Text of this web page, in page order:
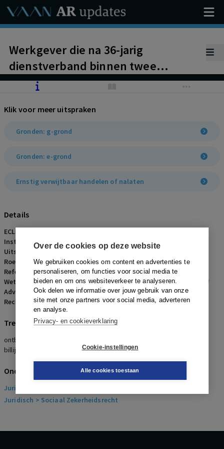
Over de cookies op deze website
We gebruiken cookies om content en advertenties te
personaliseren, om functies voor social media te
bieden en om ons websiteverkeer te analyseren.
Ook delen we informatie over jouw gebruik van onze
site met onze partners voor social media, adverteren
en analyse.
Privacy- en cookieverklaring
Cookie-instellingen
Alle cookies toestaan
Werkgever die na 36-jarig
dienstverband binnen twee
maanden tijd de conclusie trekt dat
werknemer moet worden
beëindigd, handelt ernstig
toekenning transitievergoeding (€
59.405,59) en billijke vergoeding (€
Klik voor meer uitspraken
Gronden: g-grond
Gronden: e-grond
Ernstig verwijtbaar handelen of nalaten
Details
ECLI:
Instantie:Rechtbank Noord-Nederland
Uitspraakdatum:3 februari 2022
Roepnaam:Stichting Alliade/werknemer
Referentienummer:AR-2022-0199
Wetsartikelen:7:669 lid 3 sub e BW,7:669 lid 3 sub g BW,
7:671b BW
Advocaten:H.J. Funke en A.S. Greveling
Rechters:T.K. Hoogslag
Trefwoorden
ontbinding, verwijtbaar handelen, verstoorde arbeidsverhouding,
billijke vergoeding, ernstig verwijtbaar handelen
Onderwerpen
Juridisch
Juridisch > Sociaal Zekerheidsrecht